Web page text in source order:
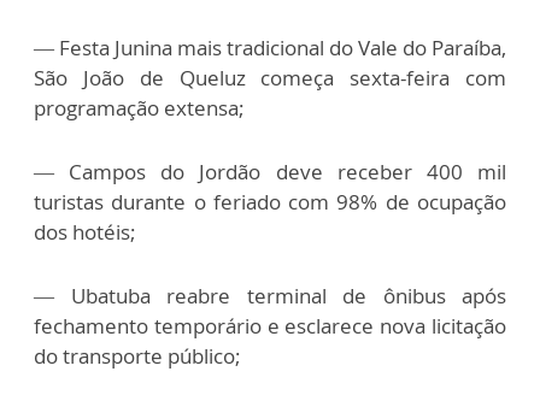
— Festa Junina mais tradicional do Vale do Paraíba,
São João de Queluz começa sexta-feira com
programação extensa;
— Campos do Jordão deve receber 400 mil
turistas durante o feriado com 98% de ocupação
dos hotéis;
— Ubatuba reabre terminal de ônibus após
fechamento temporário e esclarece nova licitação
do transporte público;